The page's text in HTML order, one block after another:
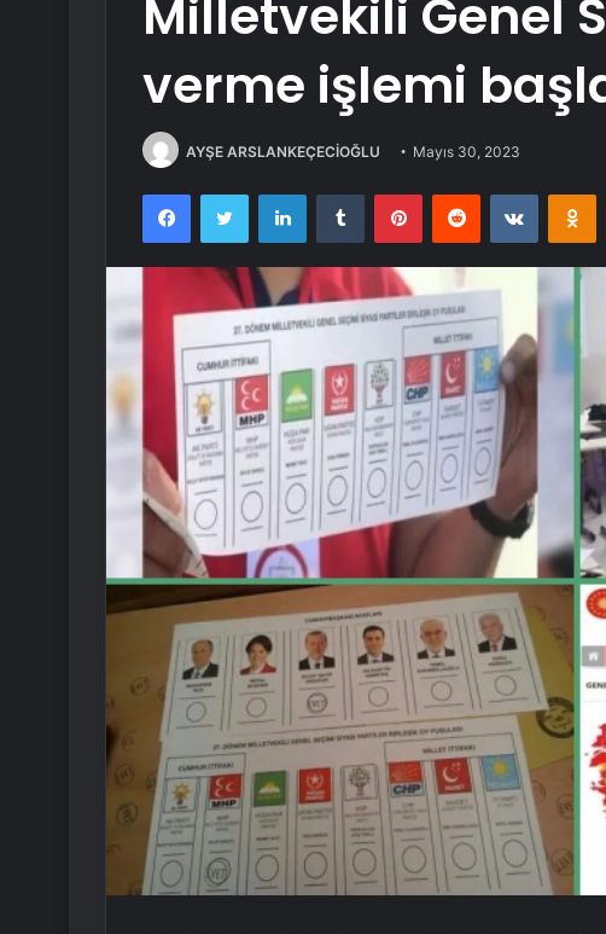
Milletvekili Genel
verme işlemi
AYŞE ARSLANKEÇECİOĞLU Mayıs 30, 2023
FacebookTwitter LinkedInTumblr PinterestReddit